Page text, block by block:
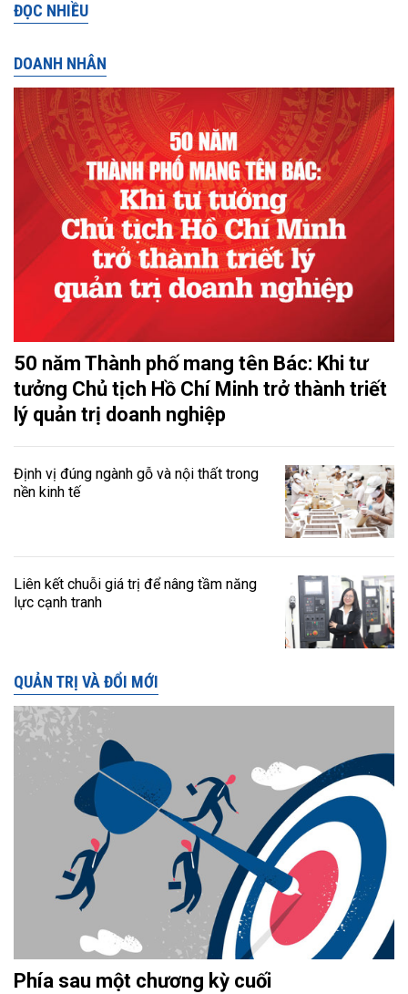
ĐỌC NHIỀU
DOANH NHÂN
50 năm Thành phố mang tên Bác: Khi tư
tưởng Chủ tịch Hồ Chí Minh trở thành triết
lý quản trị doanh nghiệp
Định vị đúng ngành gỗ và nội thất trong
nền kinh tế
Liên kết chuỗi giá trị để nâng tầm năng
lực cạnh tranh
QUẢN TRỊ VÀ ĐỔI MỚI
Phía sau một chương kỳ cuối